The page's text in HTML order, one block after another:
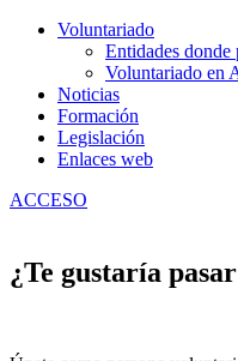
Voluntariado
Entidades donde
Voluntariado en
Noticias
Formación
Legislación
Enlaces web
ACCESO
¿Te gustaría